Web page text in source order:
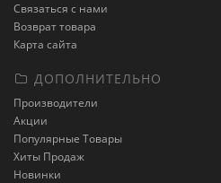
Связаться с нами
Возврат товара
Карта сайта
ДОПОЛНИТЕЛЬНО
Производители
Акции
Популярные Товары
Хиты Продаж
Новинки